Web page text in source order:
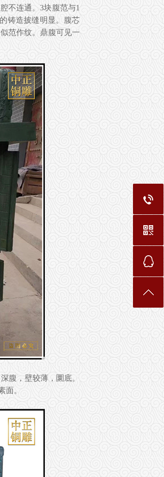
不连通。3块腹范与1
铸造披缝明显。腹芯
范作纹。鼎腹可见一
腹，壁较薄，圜底。
面。